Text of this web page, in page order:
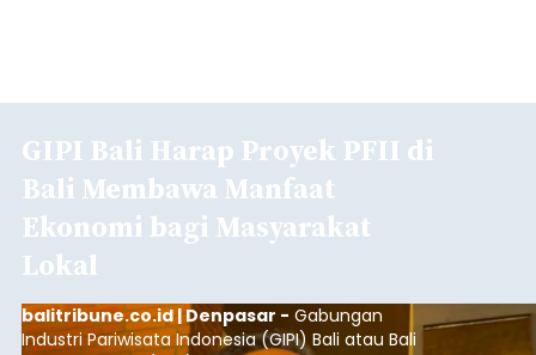
GIPI Bali Harap Proyek PFII di
Bali Membawa Manfaat
Ekonomi bagi Masyarakat
Lokal
balitribune.co.id | Denpasar - Gabungan
Industri Pariwisata Indonesia (GIPI) Bali atau Bali